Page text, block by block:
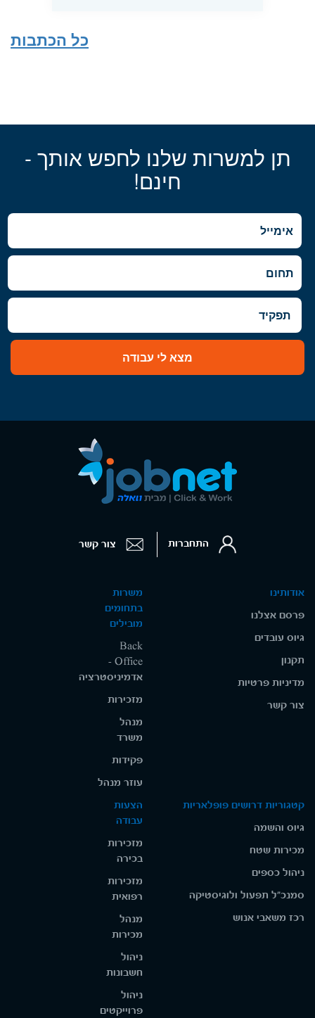
כל הכתבות
תן למשרות שלנו לחפש אותך -
חינם!
מצא לי עבודה
אודותינו
פרסם אצלנו
גיוס עובדים
תקנון
מדיניות פרטיות
צור קשר
משרות
בתחומים
מובילים
Back
Office -
אדמיניסטרציה
מזכירות
מנהל
משרד
פקידות
עוזר מנהל
קטגוריות דרושים פופלאריות
גיוס והשמה
מכירות שטח
ניהול כספים
סמנכ"ל תפעול ולוגיסטיקה
רכז משאבי אנוש
הצעות
עבודה
מזכירות
בכירה
מזכירות
רפואית
מנהל
מכירות
ניהול
חשבונות
ניהול
פרוייקטים